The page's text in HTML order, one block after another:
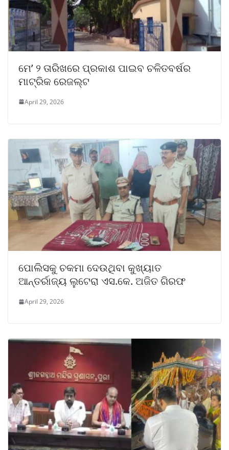
ମେ’ ୨ ତାରିଖରେ ପ୍ରକାଶ ପାଇବ ଚଳିତବର୍ଷର
ମାଟ୍ରିକ ରେଜଲ୍ଟ
April 29, 2026
ପୋଲିସକୁ ଚକମା ଦେଉଥିବା କୁଖ୍ୟାତ
ଆନ୍ତର୍ରାଜ୍ୟ ଲୁଟେରା ଏସ.କେ. ଅଜିତ ଗିରଫ
April 29, 2026